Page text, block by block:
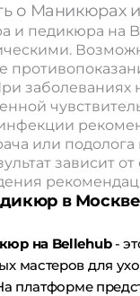
о Маникюрах
и педикюра на
заболеваниях
или
зависит от
в Москве
на Bellehub-
мастеров для
платформе